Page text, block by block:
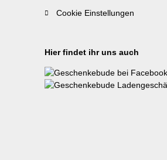
Cookie Einstellungen
Hier findet ihr uns auch